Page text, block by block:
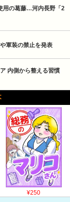
用の葛藤…河内長野「2
軍装の禁止を発表
内側から整える習慣
¥250